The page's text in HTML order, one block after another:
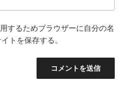
するためブラウザーに自分の名
トを保存する。